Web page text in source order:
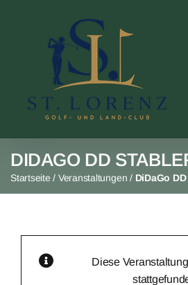
DIDAGO DD
Startseite / Veranstaltungen / DiDaGo
Diese